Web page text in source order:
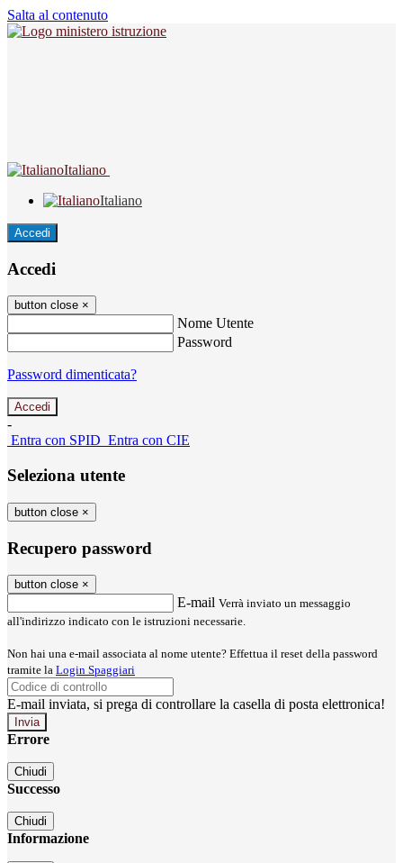
Salta al contenuto
Italiano
Italiano
Accedi
Accedi
button close ×
Nome Utente
Password
Password dimenticata?
-
Entra con SPID Entra con CIE
Seleziona utente
button close ×
Recupero password
button close ×
E-mail Verrà inviato un messaggio
all'indirizzo indicato con le istruzioni necessarie.
Non hai una e-mail associata al nome utente? Effettua il reset della password
tramite la Login Spaggiari
E-mail inviata, si prega di controllare la casella di posta elettronica!
Errore
Chiudi
Successo
Chiudi
Informazione